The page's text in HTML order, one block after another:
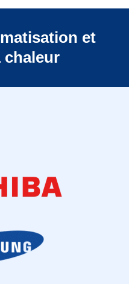
et
chaleur